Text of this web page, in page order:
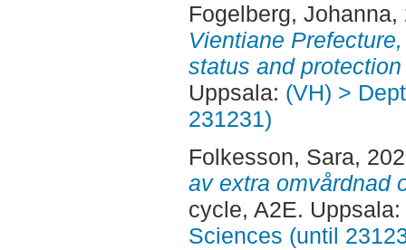
Fogelberg, Johanna,
Vientiane
status and
Uppsala: (VH) >
231231)
Folkesson, Sara,
av extra omvårdnad
cycle, A2E. Uppsala:
Sciences (until